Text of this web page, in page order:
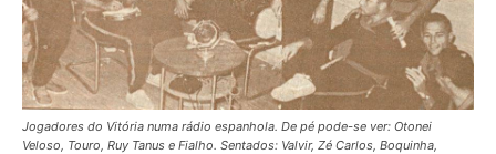
Jogadores do Vitória numa rádio espanhola. De pé pode-se ver: Otonei
Veloso, Touro, Ruy Tanus e Fialho. Sentados: Valvir, Zé Carlos, Boquinha,